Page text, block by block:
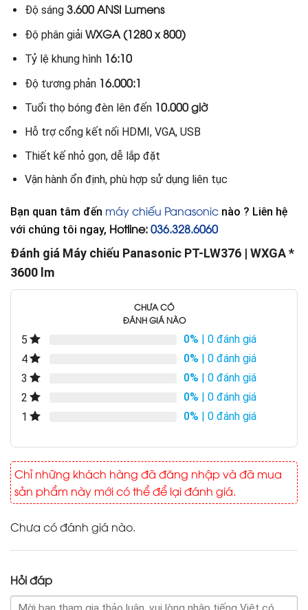
Độ sáng 3.600 ANSI Lumens
Độ phân giải WXGA (1280 x 800)
Tỷ lệ khung hình 16:10
Độ tương phản 16.000:1
Tuổi thọ bóng đèn lên đến 10.000 giờ
Hỗ trợ cổng kết nối HDMI, VGA, USB
Thiết kế nhỏ gọn, dễ lắp đặt
Vận hành ổn định, phù hợp sử dụng liên tục
Bạn quan tâm đến máy chiếu Panasonic nào ? Liên hệ
với chúng tôi ngay, Hotline:036.328.6060
Đánh giá Máy chiếu Panasonic PT-LW376 | WXGA *
3600 lm
CHƯA CÓ
ĐÁNH GIÁ NÀO
5 0% | 0 đánh giá
4
0% | 0 đánh giá
3
0% | 0 đánh giá
2
0% | 0 đánh giá
1
0% | 0 đánh giá
Chỉ những khách hàng đã đăng nhập và đã mua
sản phẩm này mới có thể để lại đánh giá.
Chưa có đánh giá nào.
Hỏi đáp